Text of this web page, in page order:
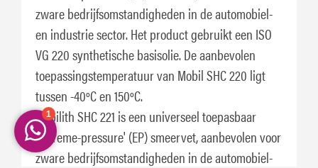
zware bedrijfsomstandigheden in de automobiel-
en industrie sector. Het product gebruikt een ISO
VG 220 synthetische basisolie. De aanbevolen
toepassingstemperatuur van Mobil SHC 220 ligt
tussen -40ºC en 150ºC.
Mobilith SHC 221 is een universeel toepasbaar
'extreme-pressure' (EP) smeervet, aanbevolen voor
zware bedrijfsomstandigheden in de automobiel-